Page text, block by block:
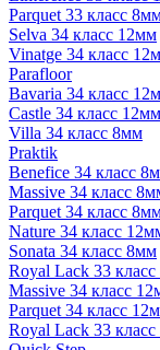
Parquet 33 класс
Selva 34 класс 12мм
Vinatge 34 класс
Parafloor
Bavaria 34 класс
Castle 34 класс 12мм
Villa 34 класс 8мм
Praktik
Benefice 34 класс
Massive 34 класс
Parquet 34 класс
Nature 34 класс
Sonata 34 класс 8мм
Royal Lack 33
Massive 34 класс
Parquet 34 класс
Royal Lack 33